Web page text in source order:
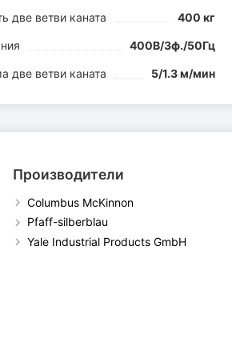
две ветви каната 400 кг
400В/3ф./50Гц
две ветви каната 5/1.3 м/мин
Производители
Columbus McKinnon
Pfaff-silberblau
Yale Industrial Products GmbH